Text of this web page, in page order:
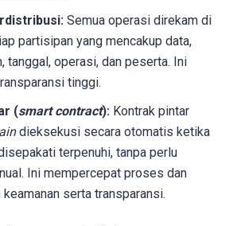
Semua operasi direkam di
partisipan yang mencakup data,
tanggal, operasi, dan peserta. Ini
tinggi.
(smart contract): Kontrak pintar
dieksekusi secara otomatis ketika
terpenuhi, tanpa perlu
Ini mempercepat proses dan
serta transparansi.